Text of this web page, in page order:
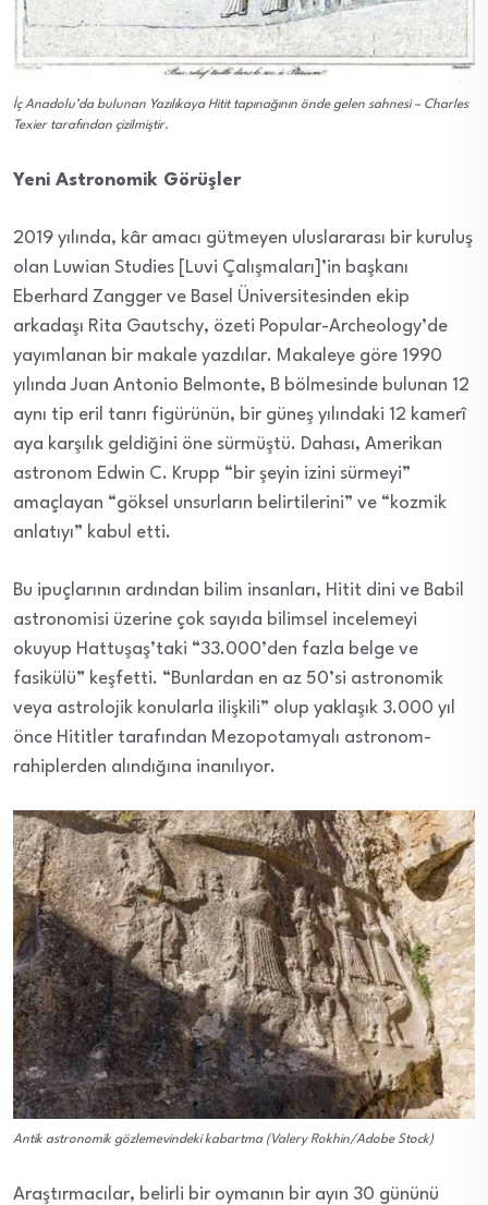
İç Anadolu’da bulunan Yazılıkaya Hitit tapınağının önde gelen sahnesi – Charles
Texier tarafından çizilmiştir.
Yeni Astronomik Görüşler
2019 yılında, kâr amacı gütmeyen uluslararası bir kuruluş
olan Luwian Studies [Luvi Çalışmaları]’in başkanı
Eberhard Zangger ve Basel Üniversitesinden ekip
arkadaşı Rita Gautschy, özeti Popular-Archeology’de
yayımlanan bir makale yazdılar. Makaleye göre 1990
yılında Juan Antonio Belmonte, B bölmesinde bulunan 12
aynı tip eril tanrı figürünün, bir güneş yılındaki 12 kamerî
aya karşılık geldiğini öne sürmüştü. Dahası, Amerikan
astronom Edwin C. Krupp “bir şeyin izini sürmeyi”
amaçlayan “göksel unsurların belirtilerini” ve “kozmik
anlatıyı” kabul etti.
Bu ipuçlarının ardından bilim insanları, Hitit dini ve Babil
astronomisi üzerine çok sayıda bilimsel incelemeyi
okuyup Hattuşaş’taki “33.000’den fazla belge ve
fasikülü” keşfetti. “Bunlardan en az 50’si astronomik
veya astrolojik konularla ilişkili” olup yaklaşık 3.000 yıl
önce Hititler tarafından Mezopotamyalı astronom-
rahiplerden alındığına inanılıyor.
Antik astronomik gözlemevindeki kabartma (Valery Rokhin/Adobe Stock)
Araştırmacılar, belirli bir oymanın bir ayın 30 gününü